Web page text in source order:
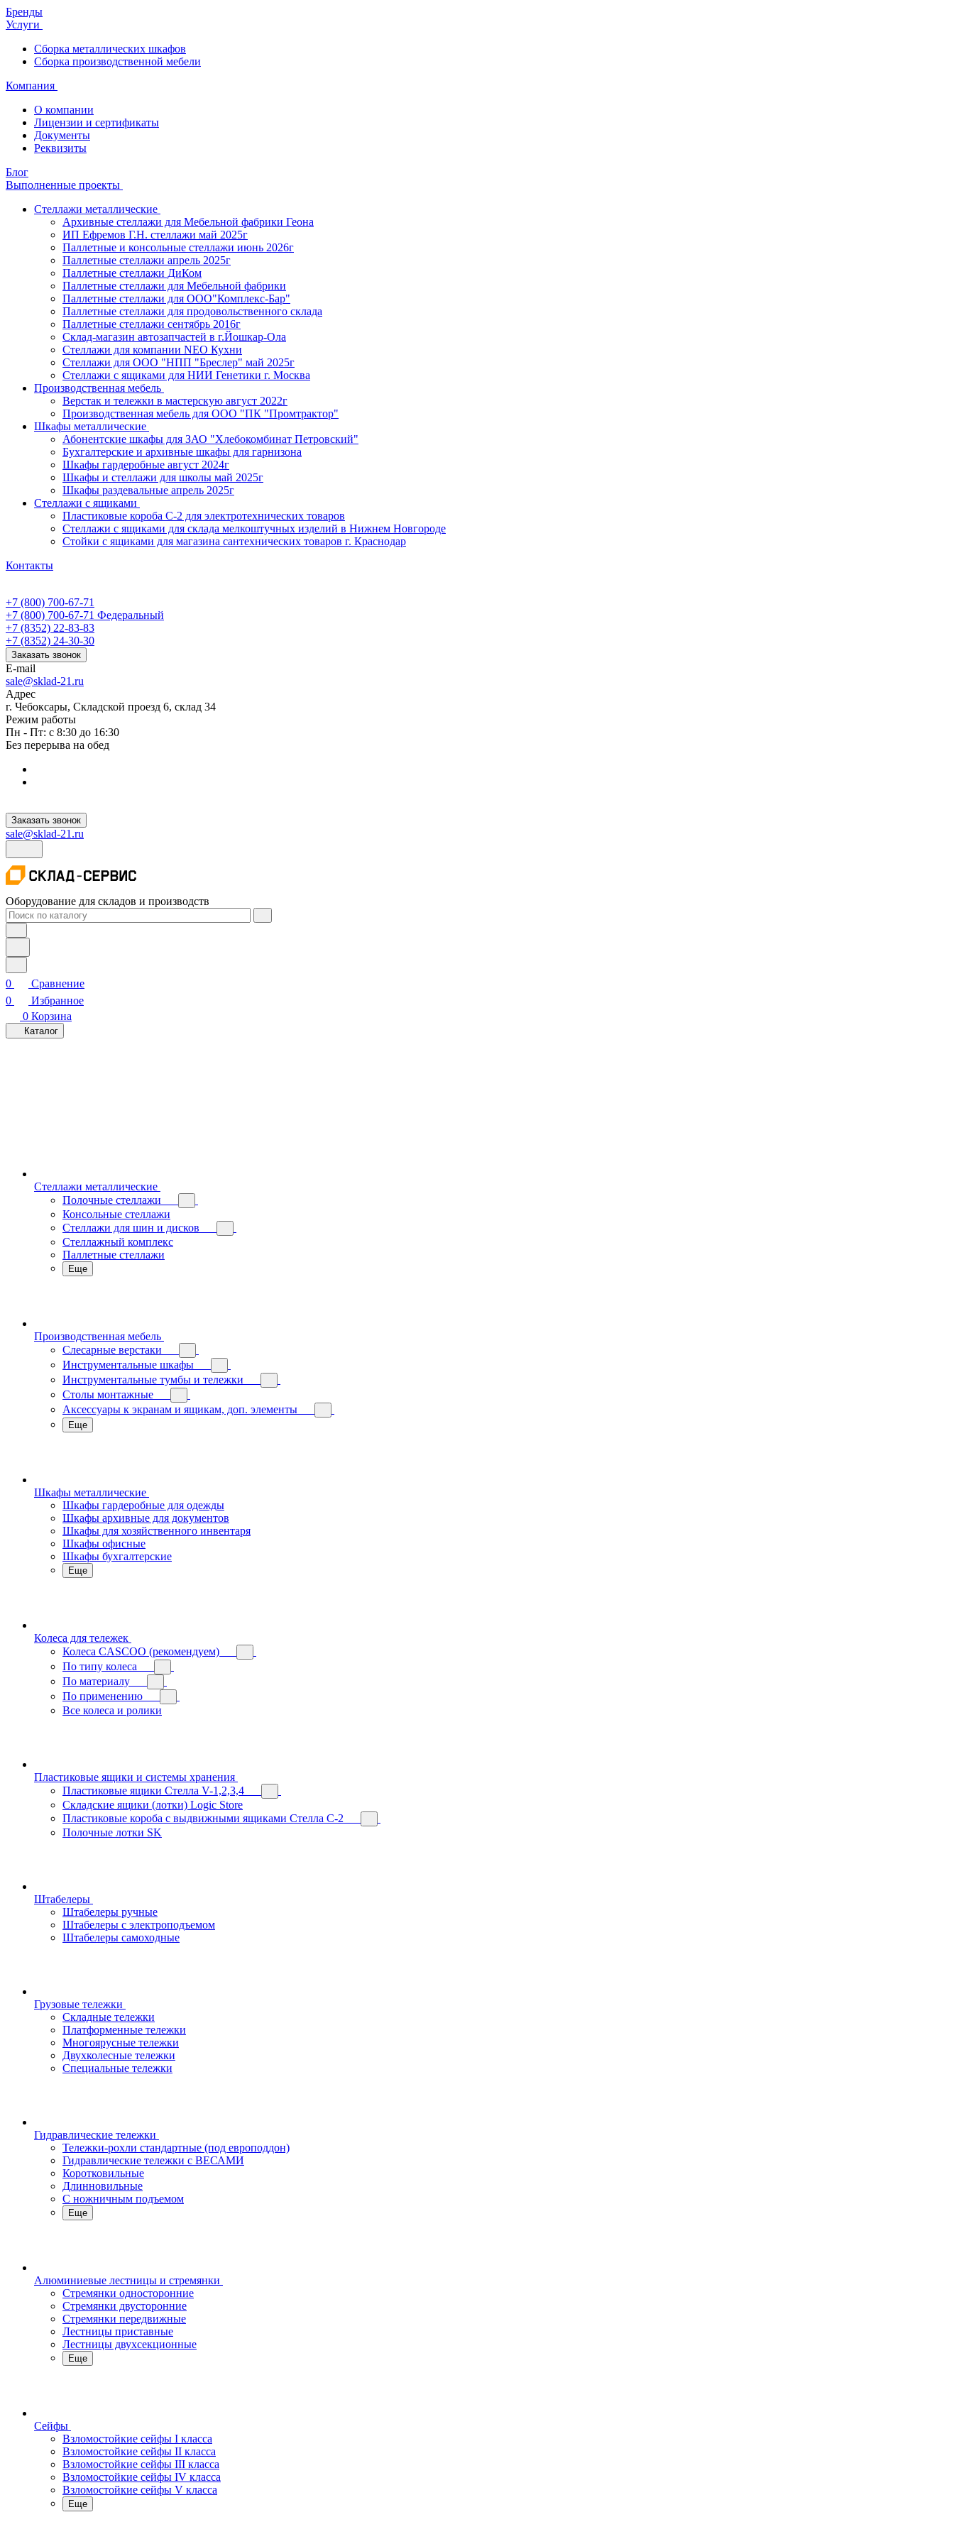
Бренды
Услуги
Сборка металлических шкафов
Сборка производственной мебели
Компания
О компании
Лицензии и сертификаты
Документы
Реквизиты
Блог
Выполненные проекты
Стеллажи металлические
Архивные стеллажи для Мебельной фабрики Геона
ИП Ефремов Г.Н. стеллажи май 2025г
Паллетные и консольные стеллажи июнь 2026г
Паллетные стеллажи апрель 2025г
Паллетные стеллажи ДиКом
Паллетные стеллажи для Мебельной фабрики
Паллетные стеллажи для ООО"Комплекс-Бар"
Паллетные стеллажи для продовольственного склада
Паллетные стеллажи сентябрь 2016г
Склад-магазин автозапчастей в г.Йошкар-Ола
Стеллажи для компании NEO Кухни
Стеллажи для ООО "НПП "Бреслер" май 2025г
Стеллажи с ящиками для НИИ Генетики г. Москва
Производственная мебель
Верстак и тележки в мастерскую август 2022г
Производственная мебель для ООО "ПК "Промтрактор"
Шкафы металлические
Абонентские шкафы для ЗАО "Хлебокомбинат Петровский"
Бухгалтерские и архивные шкафы для гарнизона
Шкафы гардеробные август 2024г
Шкафы и стеллажи для школы май 2025г
Шкафы раздевальные апрель 2025г
Стеллажи с ящиками
Пластиковые короба С-2 для электротехнических товаров
Стеллажи с ящиками для склада мелкоштучных изделий в Нижнем Новгороде
Стойки с ящиками для магазина сантехнических товаров г. Краснодар
Контакты
+7 (800) 700-67-71
+7 (800) 700-67-71 Федеральный
+7 (8352) 22-83-83
+7 (8352) 24-30-30
Заказать звонок
E-mail
sale@sklad-21.ru
Адрес
г. Чебоксары, Складской проезд 6, склад 34
Режим работы
Пн - Пт: с 8:30 до 16:30
Без перерыва на обед
Заказать звонок
sale@sklad-21.ru
Оборудование для складов и производств
0
Сравнение
0
Избранное
0 Корзина
Каталог
Стеллажи металлические
Полочные стеллажи
Консольные стеллажи
Стеллажи для шин и дисков
Стеллажный комплекс
Паллетные стеллажи
Еще
Производственная мебель
Слесарные верстаки
Инструментальные шкафы
Инструментальные тумбы и тележки
Столы монтажные
Аксессуары к экранам и ящикам, доп. элементы
Еще
Шкафы металлические
Шкафы гардеробные для одежды
Шкафы архивные для документов
Шкафы для хозяйственного инвентаря
Шкафы офисные
Шкафы бухгалтерские
Еще
Колеса для тележек
Колеса CASCOO (рекомендуем)
По типу колеса
По материалу
По применению
Все колеса и ролики
Пластиковые ящики и системы хранения
Пластиковые ящики Стелла V-1,2,3,4
Складские ящики (лотки) Logiс Store
Пластиковые короба с выдвижными ящиками Стелла С-2
Полочные лотки SK
Штабелеры
Штабелеры ручные
Штабелеры с электроподъемом
Штабелеры самоходные
Грузовые тележки
Складные тележки
Платформенные тележки
Многоярусные тележки
Двухколесные тележки
Специальные тележки
Гидравлические тележки
Тележки-рохли стандартные (под европоддон)
Гидравлические тележки с ВЕСАМИ
Коротковильные
Длинновильные
С ножничным подъемом
Еще
Алюминиевые лестницы и стремянки
Стремянки односторонние
Стремянки двусторонние
Стремянки передвижные
Лестницы приставные
Лестницы двухсекционные
Еще
Сейфы
Взломостойкие сейфы I класса
Взломостойкие сейфы II класса
Взломостойкие сейфы III класса
Взломостойкие сейфы IV класса
Взломостойкие сейфы V класса
Еще